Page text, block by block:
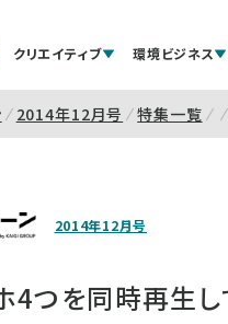
クリエイティブ 環境ビジネス
2014年12月号 特集一覧
2014年12月号
4つを同時再生